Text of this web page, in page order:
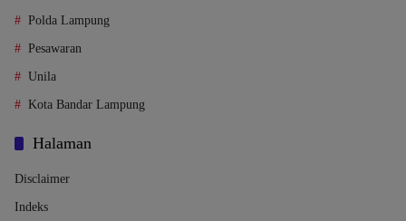
Polda Lampung
Pesawaran
Unila
Kota Bandar Lampung
Halaman
Disclaimer
Indeks